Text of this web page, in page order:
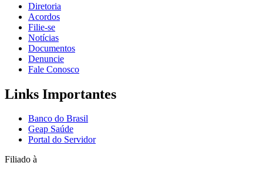
Diretoria
Acordos
Filie-se
Notícias
Documentos
Denuncie
Fale Conosco
Links Importantes
Banco do Brasil
Geap Saúde
Portal do Servidor
Filiado à